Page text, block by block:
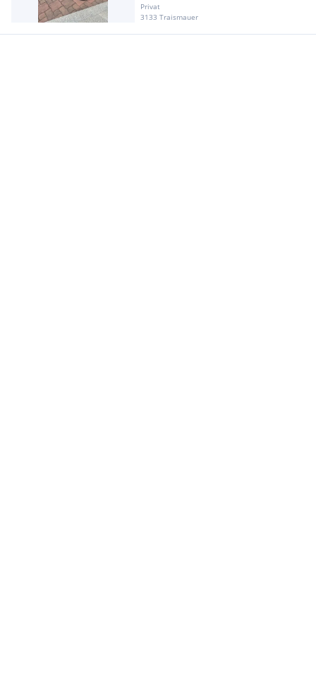
Privat
3133 Traismauer